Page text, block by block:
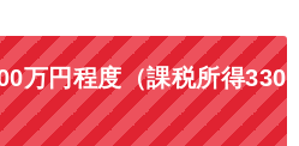
万円程度（課税所得330